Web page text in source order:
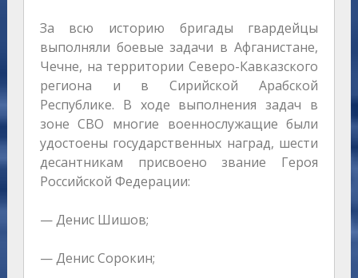
За всю историю бригады гвардейцы
выполняли боевые задачи в Афганистане,
Чечне, на территории Северо-Кавказского
региона и в Сирийской Арабской
Республике. В ходе выполнения задач в
зоне СВО многие военнослужащие были
удостоены государственных наград, шести
десантникам присвоено звание Героя
Российской Федерации:
— Денис Шишов;
— Денис Сорокин;